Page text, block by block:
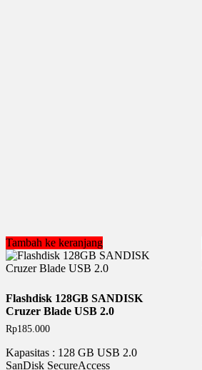
Tambah ke keranjang
Flashdisk 128GB SANDISK
Cruzer Blade USB 2.0
Rp185.000
Kapasitas : 128 GB USB 2.0
SanDisk SecureAccess